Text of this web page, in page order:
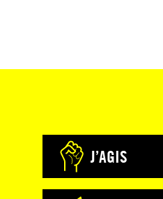
J’AGIS